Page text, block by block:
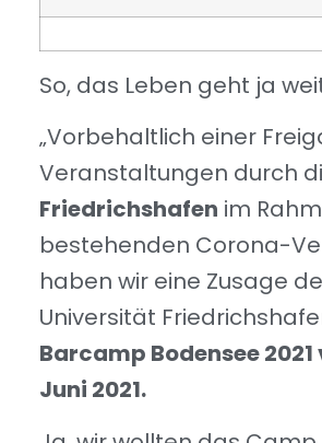
So, das Leben geht ja
„Vorbehaltlich einer
Veranstaltungen durch
Friedrichshafen im
bestehenden Corona-
haben wir eine Zusage
Universität
Barcamp Bodensee 2021
Juni 2021.